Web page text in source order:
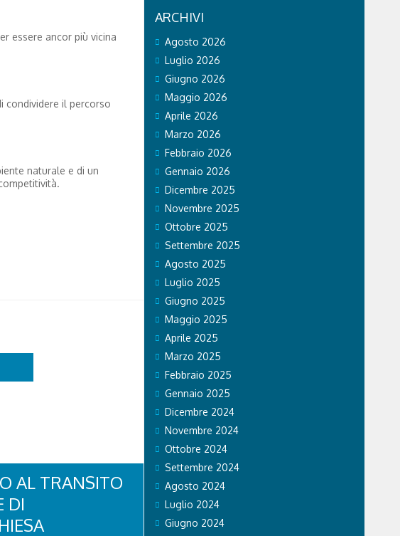
essere ancor più vicina
condividere il percorso
naturale e di un
AL TRANSITO
DI
ARCHIVI
Agosto 2026
Luglio 2026
Giugno 2026
Maggio 2026
Aprile 2026
Marzo 2026
Febbraio 2026
Gennaio 2026
Dicembre 2025
Novembre 2025
Ottobre 2025
Settembre 2025
Agosto 2025
Luglio 2025
Giugno 2025
Maggio 2025
Aprile 2025
Marzo 2025
Febbraio 2025
Gennaio 2025
Dicembre 2024
Novembre 2024
Ottobre 2024
Settembre 2024
Agosto 2024
Luglio 2024
Giugno 2024